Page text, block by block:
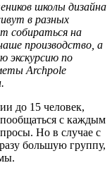
школы дизайна
в разных
собираться на
производство, а
экскурсию по
Archpole
до 15 человек,
с каждым
Но в случае с
большую группу,